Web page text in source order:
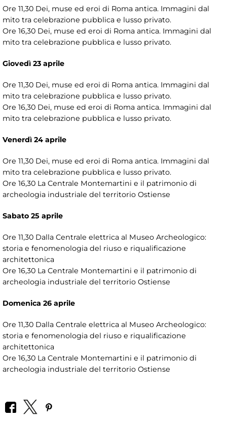
Ore 11,30 Dei, muse ed eroi di Roma antica. Immagini dal
mito tra celebrazione pubblica e lusso privato.
Ore 16,30 Dei, muse ed eroi di Roma antica. Immagini dal
mito tra celebrazione pubblica e lusso privato.
Giovedì 23 aprile
Ore 11,30 Dei, muse ed eroi di Roma antica. Immagini dal
mito tra celebrazione pubblica e lusso privato.
Ore 16,30 Dei, muse ed eroi di Roma antica. Immagini dal
mito tra celebrazione pubblica e lusso privato.
Venerdì 24 aprile
Ore 11,30 Dei, muse ed eroi di Roma antica. Immagini dal
mito tra celebrazione pubblica e lusso privato.
Ore 16,30 La Centrale Montemartini e il patrimonio di
archeologia industriale del territorio Ostiense
Sabato 25 aprile
Ore 11,30 Dalla Centrale elettrica al Museo Archeologico:
storia e fenomenologia del riuso e riqualificazione
architettonica
Ore 16,30 La Centrale Montemartini e il patrimonio di
archeologia industriale del territorio Ostiense
Domenica 26 aprile
Ore 11,30 Dalla Centrale elettrica al Museo Archeologico:
storia e fenomenologia del riuso e riqualificazione
architettonica
Ore 16,30 La Centrale Montemartini e il patrimonio di
archeologia industriale del territorio Ostiense